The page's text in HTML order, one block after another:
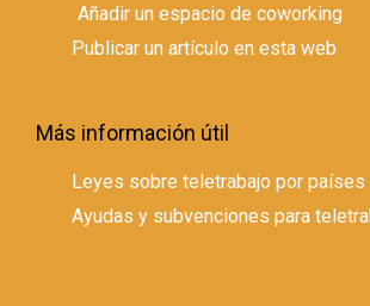
Añadir un espacio de coworking
Publicar un artículo en esta web
Más información útil
Leyes sobre teletrabajo por países
Ayudas y subvenciones para